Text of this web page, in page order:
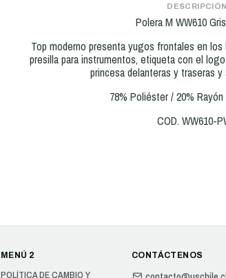
DESCRIPCIÓN
Polera M WW610
Top moderno presenta yugos frontales en
presilla para instrumentos, etiqueta con el
princesa delanteras y traseras
78% Poliéster / 20%
COD. WW610-
MENÚ 2
POLÍTICA DE CAMBIO Y
CONTÁCTENOS